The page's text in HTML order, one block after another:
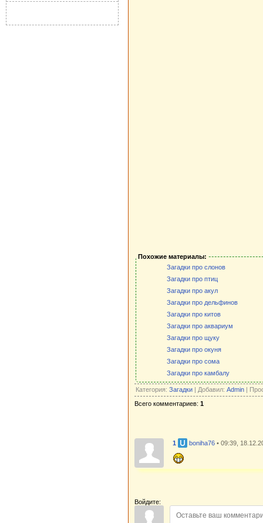
Похожие материалы:
Загадки про слонов
Загадки про птиц
Загадки про акул
Загадки про дельфинов
Загадки про китов
Загадки про аквариум
Загадки про щуку
Загадки про окуня
Загадки про сома
Загадки про камбалу
Категория: Загадки | Добавил: Admin |
Всего комментариев: 1
1 boniha76 • 09:39,
Войдите: